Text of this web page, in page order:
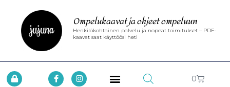
Ompelukaavat ja ohjeet ompeluun
Henkilökohtainen palvelu ja nopeat toimitukset – PDF-
kaavat saat käyttöösi heti
0